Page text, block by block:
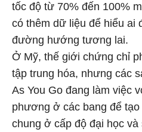
tốc độ từ 70% đến 100%
có thêm dữ liệu để hiểu ai
đường hướng tương lai.
Ở Mỹ, thế giới chứng chỉ
tập trung hóa, nhưng các
As You Go đang làm việc
phương ở các bang để
chung ở cấp độ đại học và